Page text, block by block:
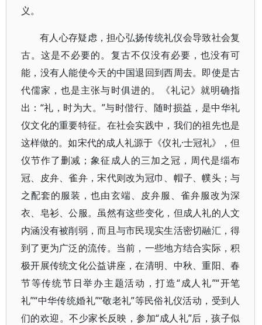
义。
有人心存疑虑，担心弘扬传统礼仪会导致社会复
古。这是不必要的。复古不仅没有必要，也没有可
能，没有人能使今天的中国退回到西周去。即使是古
代儒家，也是主张与时俱进的。《礼记》就明确指
出：“礼，时为大。”与时偕行、随时损益，是中华礼
仪文化的重要特征。在社会实践中，我们的祖先也是
这样做的。如宋代的成人礼源于《仪礼·士冠礼》，但
仪节作了删减；象征成人的三加之冠，周代是缁布
冠、皮弁、雀弁，宋代则改为冠巾、帽子、幞头；与
之配套的服装，也由玄端、皮弁服、雀弁服改为深
衣、皂衫、公服。虽然有这些变化，但成人礼的人文
内涵没有被削弱，而且与市民现实生活密切融汇，得
到了更为广泛的流传。当前，一些地方结合实际，积
极开展传统文化公益讲座，在清明、中秋、重阳、春
节等传统节日举办主题活动，打造“成人礼”“开笔
礼”“中华传统婚礼”“敬老礼”等民俗礼仪活动，受到人
们的欢迎。不少家长反映，参加“成人礼”后，孩子似